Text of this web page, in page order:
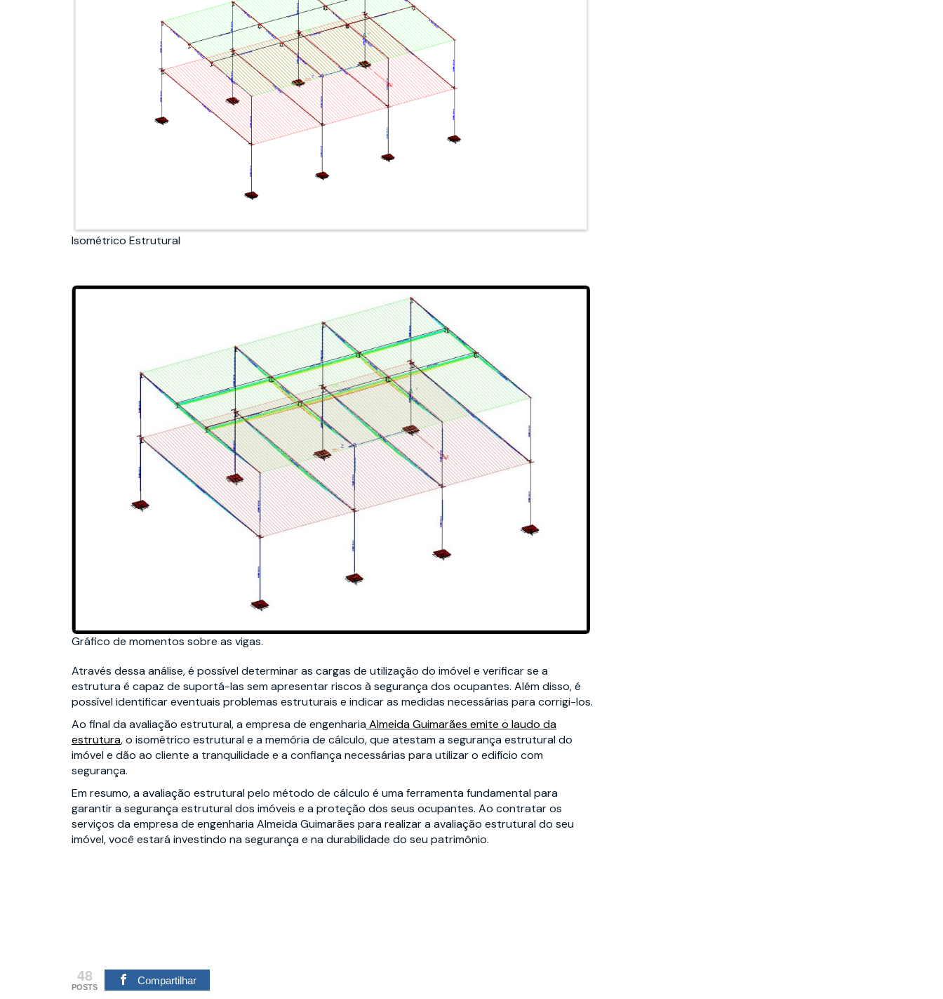
Isométrico Estrutural
Gráfico de momentos sobre as vigas.
Através dessa análise, é possível determinar as cargas de utilização do imóvel e verificar se a
estrutura é capaz de suportá-las sem apresentar riscos à segurança dos ocupantes. Além disso, é
possível identificar eventuais problemas estruturais e indicar as medidas necessárias para corrigi-los.
Ao final da avaliação estrutural, a empresa de engenharia Almeida Guimarães emite o laudo da
estrutura, o isométrico estrutural e a memória de cálculo, que atestam a segurança estrutural do
imóvel e dão ao cliente a tranquilidade e a confiança necessárias para utilizar o edifício com
segurança.
Em resumo, a avaliação estrutural pelo método de cálculo é uma ferramenta fundamental para
garantir a segurança estrutural dos imóveis e a proteção dos seus ocupantes. Ao contratar os
serviços da empresa de engenharia Almeida Guimarães para realizar a avaliação estrutural do seu
imóvel, você estará investindo na segurança e na durabilidade do seu patrimônio.
48
POSTS
Compartilhar